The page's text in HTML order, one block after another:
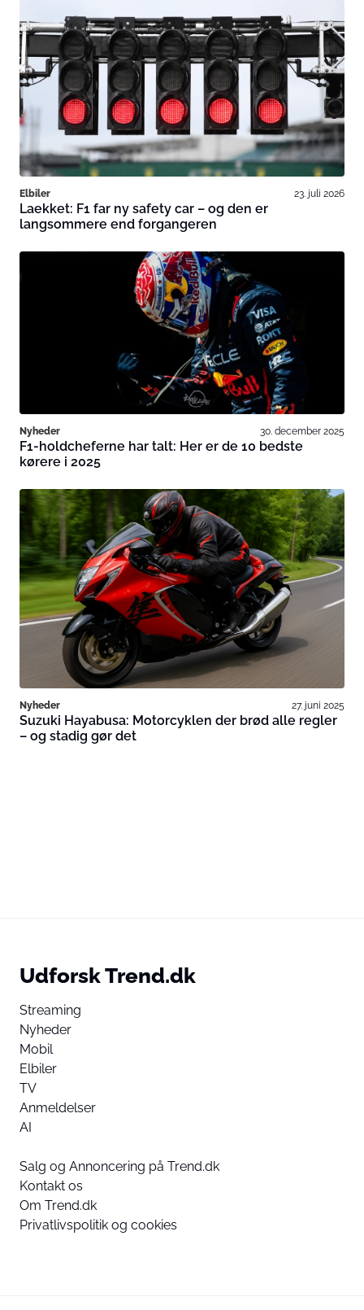
Elbiler 23. juli 2026
Laekket: F1 far ny safety car – og den er
langsommere end forgangeren
Nyheder 30. december 2025
F1-holdcheferne har talt: Her er de 10 bedste
kørere i 2025
Nyheder 27. juni 2025
Suzuki Hayabusa: Motorcyklen der brød alle regler
– og stadig gør det
Udforsk Trend.dk
Streaming
Nyheder
Mobil
Elbiler
TV
Anmeldelser
AI
Salg og Annoncering på Trend.dk
Kontakt os
Om Trend.dk
Privatlivspolitik og cookies